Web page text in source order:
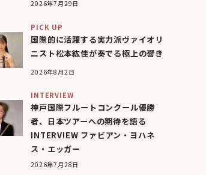
2026年7月29日
PICK UP
国際的に活躍する実力派ヴァイオリ
ニスト松本紘佳が奏でる極上の響き
2026年8月2日
INTERVIEW
神戸国際フルートコンクール優勝
者、日本ツアーへの期待を語る
INTERVIEW ファビアン・ヨハネ
ス・エッガー
2026年7月28日